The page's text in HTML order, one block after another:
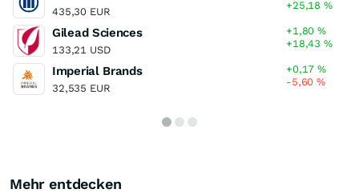
435,30 EUR
+25,18%
Gilead Sciences
133,21 USD
+1,80%
+18,43%
Imperial Brands
32,535 EUR
+0,17%
-5,60%
Mehr entdecken